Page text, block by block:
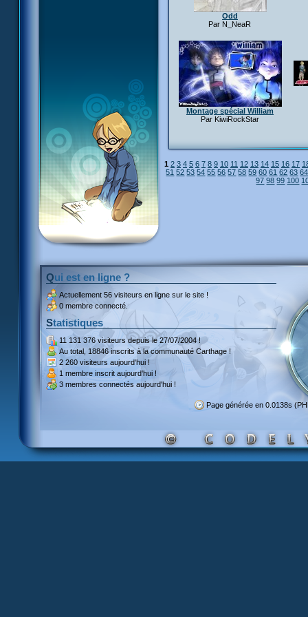
Odd
Par N_NeaR
Montage spécial William
Par KiwiRockStar
1 2 3 4 5 6 7 8 9 10 11 12 13 14 15 16 17
51 52 53 54 55 56 57 58 59 60 61 62 63 64
97 98 99 100
Qui est en ligne ?
Actuellement 56 visiteurs en ligne sur le site !
0 membre connecté.
Statistiques
11 131 376 visiteursdepuis le 27/07/2004 !
Au total, 18846 inscritsà la communauté Carthage !
2 260 visiteurs aujourd'hui !
1 membre inscrit aujourd'hui !
3 membres connectés aujourd'hui !
Page générée en 0.0138s